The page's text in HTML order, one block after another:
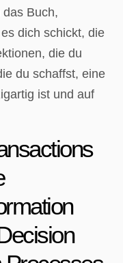
Buch,
dich schickt, die
die du
du schaffst, eine
ist und auf